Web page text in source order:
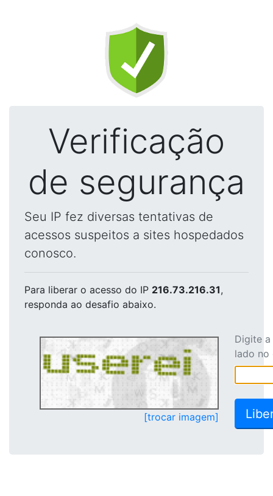
Verificação
de segurança
Seu IP fez diversas tentativas de
acessos suspeitos a sites hospedados
conosco.
Para liberar o acesso do IP 216.73.216.31,
responda ao desafio abaixo.
[trocar imagem]
Digite
lado no